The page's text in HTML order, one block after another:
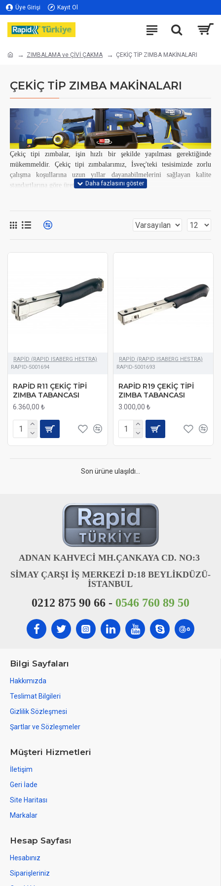
Üye Girişi Kayıt Ol
ZIMBALAMA ve ÇİVİ ÇAKMA ÇEKİÇ TİP ZIMBA MAKİNALARI
ÇEKİÇ TİP ZIMBA MAKİNALARI
Çekiç tipi zımbalar, işin hızlı bir şekilde yapılması gerektiğinde
mükemmeldir. Çekiç tipi zımbalarımız, İsveç'teki tesisimizde zorlu
çalışma koşullarına uzun yıllar dayanabilmelerini sağlayan kalite
standartlarına göre üretilmektedir.
ihtiyacını ve kol üzerindeki gereksiz gerginliği azaltır. Ergonomik
RAPİD (RAPID ISABERG HESTRA)
RAPID-5001694
RAPİD R11 ÇEKİÇ TİPİ
ZIMBA TABANCASI
6.360,00 ₺
RAPİD (RAPID ISABERG HESTRA)
RAPID-5001693
RAPİD R19 ÇEKİÇ TİPİ
ZIMBA TABANCASI
3.000,00 ₺
Son ürüne ulaşıldı...
ADNAN KAHVECİ MH.ÇANKAYA CD. NO:3
SİMAY ÇARŞI İŞ MERKEZİ D:18 BEYLİKDÜZÜ-
İSTANBUL
0212 875 90 66 - 0546 760 89 50
Bilgi Sayfaları
Hakkımızda
Teslimat Bilgileri
Gizlilik Sözleşmesi
Şartlar ve Sözleşmeler
Müşteri Hizmetleri
İletişim
Geri İade
Site Haritası
Markalar
Hesap Sayfası
Hesabınız
Siparişleriniz